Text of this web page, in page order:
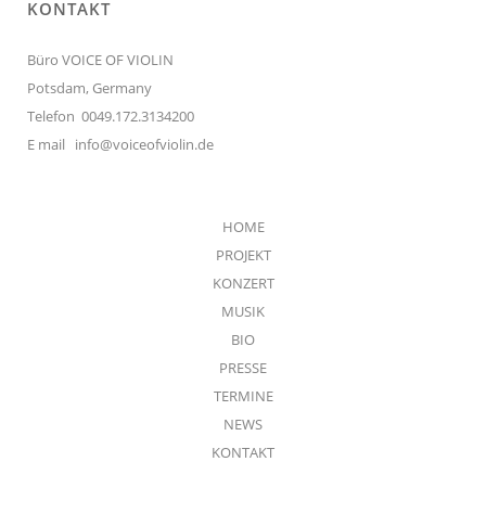
KONTAKT
Büro VOICE OF VIOLIN
Potsdam, Germany
Telefon 0049.172.3134200
E mail info@voiceofviolin.de
HOME
PROJEKT
KONZERT
MUSIK
BIO
PRESSE
TERMINE
NEWS
KONTAKT